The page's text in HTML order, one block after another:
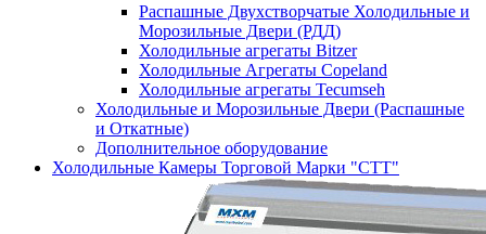
Распашные Двухстворчатые Холодильные и
Морозильные Двери (РДД)
Холодильные агрегаты Bitzer
Холодильные Агрегаты Copeland
Холодильные агрегаты Tecumseh
Холодильные и Морозильные Двери (Распашные
и Откатные)
Дополнительное оборудование
Холодильные Камеры Торговой Марки "СТТ"